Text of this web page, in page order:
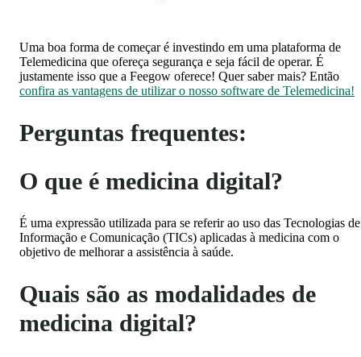
Uma boa forma de começar é investindo em uma plataforma de
Telemedicina que ofereça segurança e seja fácil de operar. É
justamente isso que a Feegow oferece! Quer saber mais? Então
confira as vantagens de utilizar o nosso software de Telemedicina!
Perguntas frequentes:
O que é medicina digital?
É uma expressão utilizada para se referir ao uso das Tecnologias de
Informação e Comunicação (TICs) aplicadas à medicina com o
objetivo de melhorar a assistência à saúde.
Quais são as modalidades de
medicina digital?